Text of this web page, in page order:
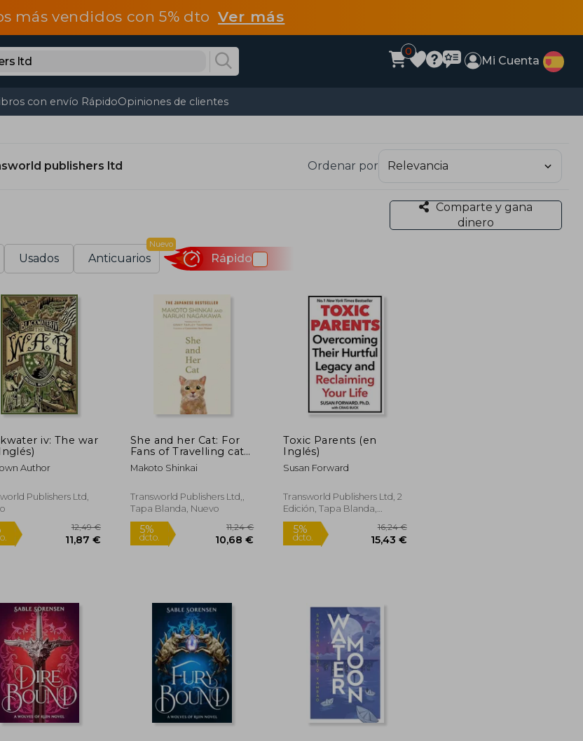
más vendidos con 5% dtoVer más
0
Mi Cuenta
con envío RápidoOpiniones de clientes
publishers ltd Ordenar por
Comparte y gana
dinero
Usados Anticuarios
Nuevo
Rápido
iv: The war
Author
Publishers Ltd,
She and her Cat: For
Fans of Travelling cat
Chronicles and (en
Inglés)
Makoto Shinkai
Transworld Publishers Ltd,,
Tapa Blanda, Nuevo
Toxic Parents (en
Inglés)
Susan Forward
Transworld Publishers Ltd, 2
Edición, Tapa Blanda,
Nuevo